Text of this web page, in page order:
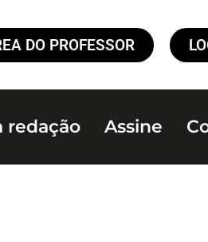
DO PROFESSOR
redação Assine